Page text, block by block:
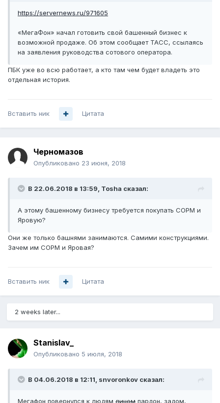
https://servernews.ru/971605
«МегаФон» начал готовить свой башенный бизнес к
возможной продаже. Об этом сообщает ТАСС, ссылаясь
на заявления руководства сотового оператора.
ПБК уже во всю работает, а кто там чем будет владеть это
отдельная история.
Вставить ник Цитата
Черномазов
Опубликовано 23 июня, 2018
В 22.06.2018 в 13:59, Tosha сказал:
А этому башенному бизнесу требуется покупать СОРМ и
Яровую?
Они же только башнями занимаются. Самими конструкциями.
Зачем им СОРМ и Яровая?
Вставить ник Цитата
2 weeks later...
Stanislav_
Опубликовано 5 июля, 2018
В 04.06.2018 в 12:11, snvoronkov сказал:
Мегафон повернулся к людям лицом пардон, задом,